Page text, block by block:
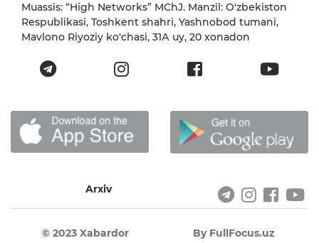
Muassis: “High Networks” MChJ. Manzil: O'zbekiston
Respublikasi, Toshkent shahri, Yashnobod tumani,
Mavlono Riyoziy ko'chasi, 31А uy, 20 xonadon
Arxiv
© 2023 Xabardor By FullFocus.uz